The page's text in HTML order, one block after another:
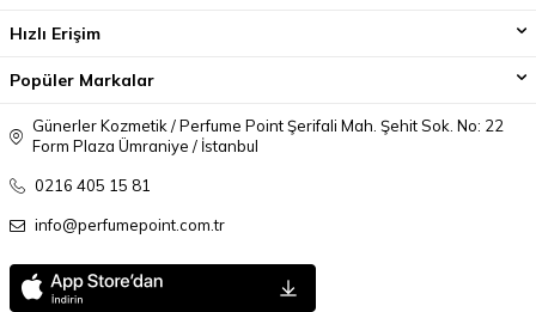
Hızlı Erişim
Popüler Markalar
Günerler Kozmetik / Perfume Point Şerifali Mah. Şehit Sok. No: 22
Form Plaza Ümraniye / İstanbul
0216 405 15 81
info@perfumepoint.com.tr